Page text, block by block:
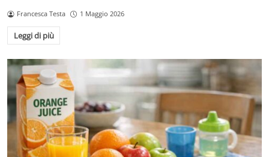
Francesca Testa 1 Maggio 2026
Leggi di più